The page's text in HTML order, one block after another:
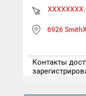
6926
Контакты